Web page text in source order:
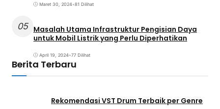
Maret 30, 2024•81 Dilihat
05 Masalah Utama Infrastruktur Pengisian Daya
untuk Mobil Listrik yang Perlu Diperhatikan
April 19, 2024•77 Dilihat
Berita Terbaru
Rekomendasi VST Drum Terbaik per Genre